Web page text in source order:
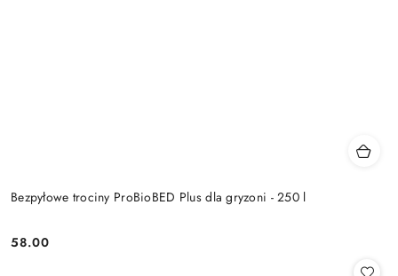
Bezpyłowe trociny ProBioBED Plus dla gryzoni - 250 l
Cena:
58.00